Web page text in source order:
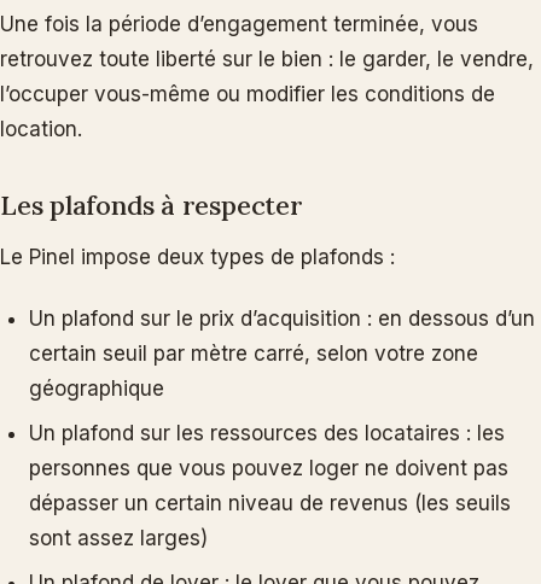
Une fois la période d’engagement terminée, vous
retrouvez toute liberté sur le bien : le garder, le vendre,
l’occuper vous-même ou modifier les conditions de
location.
Les plafonds à respecter
Le Pinel impose deux types de plafonds :
Un plafond sur le prix d’acquisition : en dessous d’un
certain seuil par mètre carré, selon votre zone
géographique
Un plafond sur les ressources des locataires : les
personnes que vous pouvez loger ne doivent pas
dépasser un certain niveau de revenus (les seuils
sont assez larges)